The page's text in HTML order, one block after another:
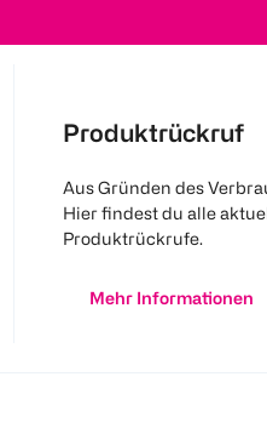
Produktrückruf
Aus Gründen des
Hier findest du alle
Produktrückrufe.
Mehr Informationen